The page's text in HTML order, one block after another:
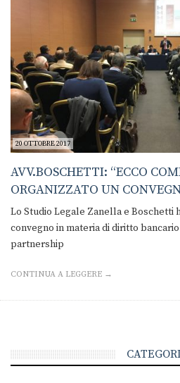
20 OTTOBRE 2017
AVV.BOSCHETTI: “ECCO
ORGANIZZATO UN
Lo Studio Legale Zanella e Boschetti
convegno in materia di diritto
partnership
CONTINUA A LEGGERE →